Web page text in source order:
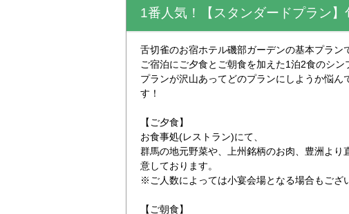
1番人気！【スタンダードプラン】
舌切雀のお宿ホテル磯部ガーデンの基本プラン
ご宿泊にご夕食とご朝食を加えた1泊2食のシン
プランが沢山あってどのプランにしようか悩ん
す！
【ご夕食】
お食事処(レストラン)にて、
群馬の地元野菜や、上州銘柄のお肉、豊洲より
意しております。
※ご人数によっては小宴会場となる場合もござ
【ご朝食】